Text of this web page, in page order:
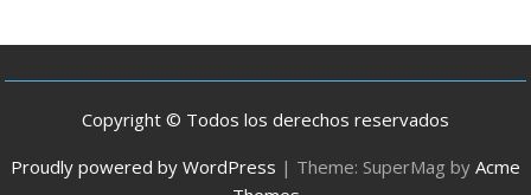
Copyright © Todos los derechos reservados
Proudly powered by WordPress | Theme: SuperMag by Acme